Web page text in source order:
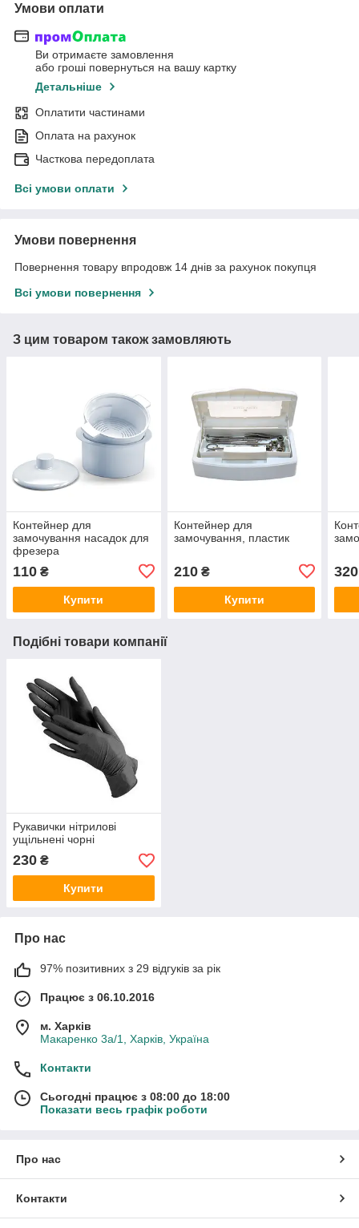
Умови оплати
Ви отримаєте замовлення
або гроші повернуться на вашу картку
Детальніше
Оплатити частинами
Оплата на рахунок
Часткова передоплата
Всі умови оплати
Умови повернення
Повернення товару впродовж 14 днів за рахунок покупця
Всі умови повернення
З цим товаром також замовляють
Контейнер для
замочування насадок для
фрезера
110 ₴
Купити
Контейнер для
замочування, пластик
210₴
Купити
320
Подібні товари компанії
Рукавички нітрилові
ущільнені чорні
230 ₴
Купити
Про нас
97% позитивних з 29 відгуків за рік
Працює з 06.10.2016
м. Харків
Макаренко 3а/1, Харків, Україна
Контакти
Сьогодні працює з 08:00 до 18:00
Показати весь графік роботи
Про нас
Контакти